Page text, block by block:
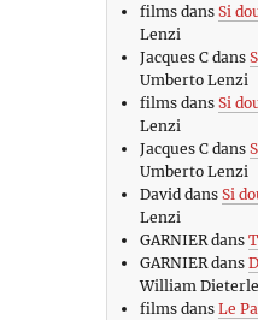
filmsdans Si
Lenzi
Jacques Cdans
Umberto Lenzi
filmsdans Si
Lenzi
Jacques Cdans
Umberto Lenzi
David dans Si
Lenzi
GARNIERdans
GARNIERdans
William Dieterle
filmsdans Le